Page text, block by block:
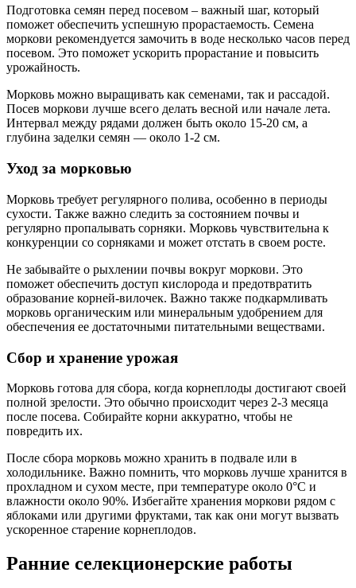
Подготовка семян перед посевом – важный шаг, который
поможет обеспечить успешную прорастаемость. Семена
моркови рекомендуется замочить в воде несколько часов перед
посевом. Это поможет ускорить прорастание и повысить
урожайность.
Морковь можно выращивать как семенами, так и рассадой.
Посев моркови лучше всего делать весной или начале лета.
Интервал между рядами должен быть около 15-20 см, а
глубина заделки семян — около 1-2 см.
Уход за морковью
Морковь требует регулярного полива, особенно в периоды
сухости. Также важно следить за состоянием почвы и
регулярно пропалывать сорняки. Морковь чувствительна к
конкуренции со сорняками и может отстать в своем росте.
Не забывайте о рыхлении почвы вокруг моркови. Это
поможет обеспечить доступ кислорода и предотвратить
образование корней-вилочек. Важно также подкармливать
морковь органическим или минеральным удобрением для
обеспечения ее достаточными питательными веществами.
Сбор и хранение урожая
Морковь готова для сбора, когда корнеплоды достигают своей
полной зрелости. Это обычно происходит через 2-3 месяца
после посева. Собирайте корни аккуратно, чтобы не
повредить их.
После сбора морковь можно хранить в подвале или в
холодильнике. Важно помнить, что морковь лучше хранится в
прохладном и сухом месте, при температуре около 0°C и
влажности около 90%. Избегайте хранения моркови рядом с
яблоками или другими фруктами, так как они могут вызвать
ускоренное старение корнеплодов.
Ранние селекционерские работы